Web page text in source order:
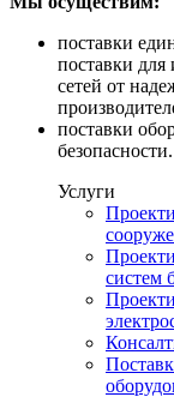
поставки
поставки
сетей от
поставки
безопасности.
Услуги
систем